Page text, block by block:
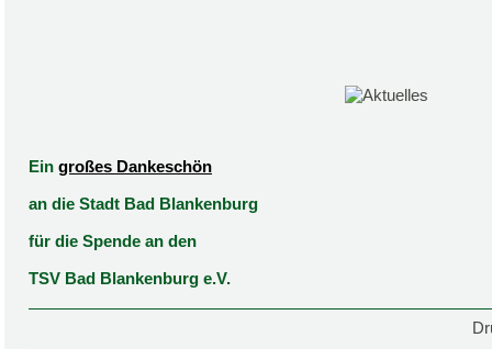
Ein großes Dankeschön
an die Stadt Bad Blankenburg
für die Spende an den
TSV Bad Blankenburg e.V.